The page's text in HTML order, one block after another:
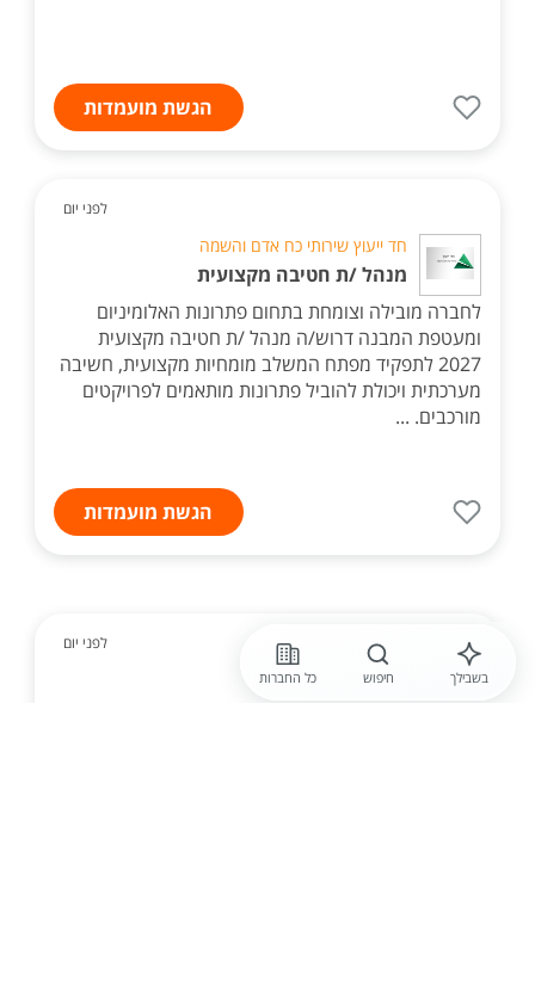
הגשת מועמדות
לפני יום
חד ייעוץ שירותי כח אדם והשמה
מנהל /ת חטיבה מקצועית
לחברה מובילה וצומחת בתחום פתרונות האלומיניום
ומעטפת המבנה דרוש/ה מנהל /ת חטיבה מקצועית
2027 לתפקיד מפתח המשלב מומחיות מקצועית, חשיבה
מערכתית ויכולת להוביל פתרונות מותאמים לפרויקטים
מורכבים. ...
הגשת מועמדות
ניתן לפנות בווטסאפ לפני יום
חברה חסויה
בשבילך חיפוש כל החברות